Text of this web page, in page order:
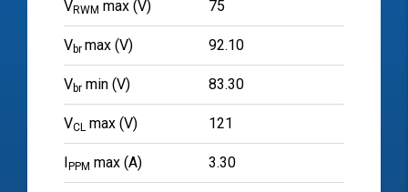
VRWM max (V) 75
Vbr max (V) 92.10
Vbr min (V) 83.30
VCL max (V) 121
PPM max (A) 3.30